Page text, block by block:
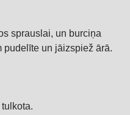
sprauslai, un burciņa
pudelīte un jāizspiež ārā.